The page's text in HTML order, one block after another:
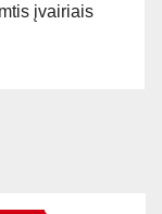
įvairiais